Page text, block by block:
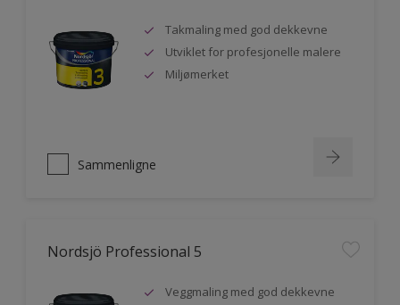
Takmaling med god dekkevne
Utviklet for profesjonelle malere
Miljømerket
Sammenligne
Nordsjö Professional 5
Veggmaling med god dekkevne